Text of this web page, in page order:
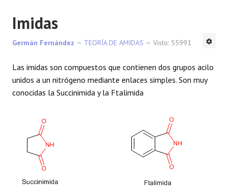
Imidas
Germán Fernández TEORÍA DE AMIDAS Visto: 55991
Las imidas son compuestos que contienen dos grupos acilo
unidos a un nitrógeno mediante enlaces simples. Son muy
conocidas la Succinimida y la Ftalimida